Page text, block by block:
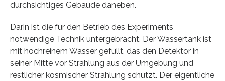
durchsichtiges Gebäude daneben.
Darin ist die für den Betrieb des Experiments
notwendige Technik untergebracht. Der Wassertank ist
mit hochreinem Wasser gefüllt, das den Detektor in
seiner Mitte vor Strahlung aus der Umgebung und
restlicher kosmischer Strahlung schützt. Der eigentliche